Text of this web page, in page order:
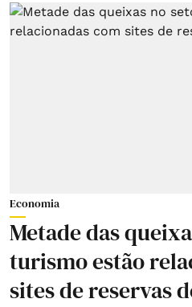
Economia
Metade das
turismo estão
sites de reservas